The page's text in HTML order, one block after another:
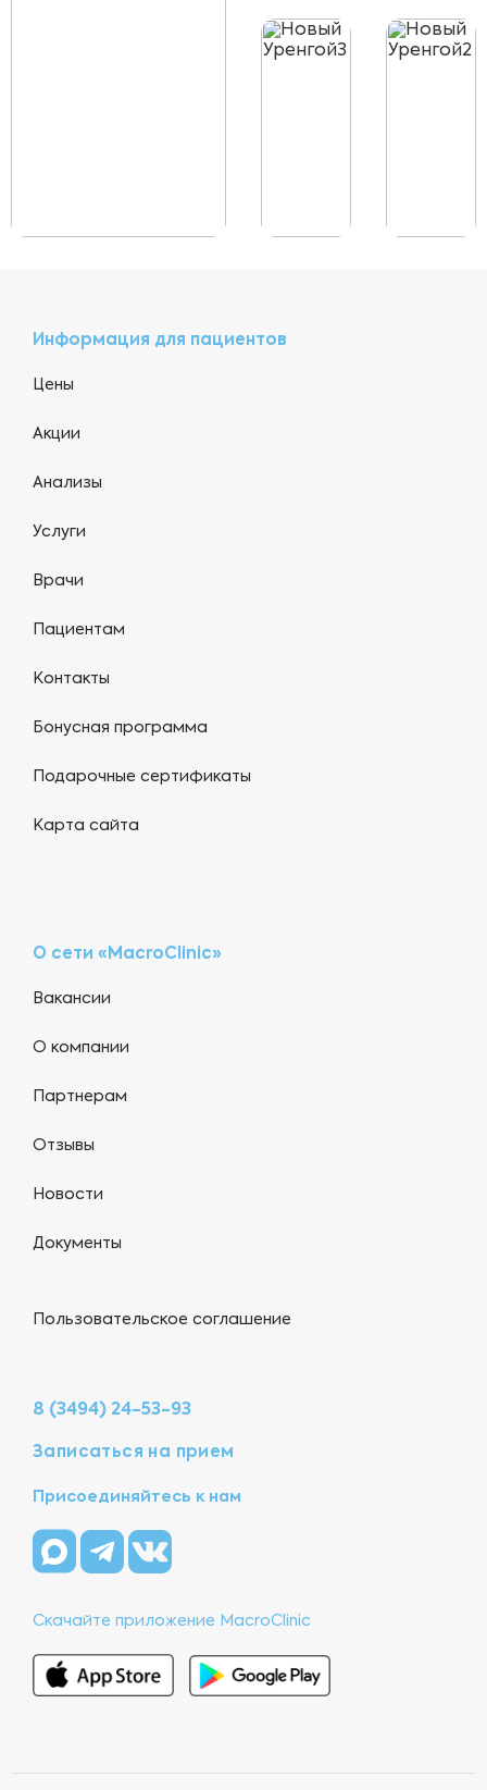
Информация для пациентов
Цены
Акции
Анализы
Услуги
Врачи
Пациентам
Контакты
Бонусная программа
Подарочные сертификаты
Карта сайта
О сети «MacroClinic»
Вакансии
О компании
Партнерам
Отзывы
Новости
Документы
Пользовательское соглашение
8 (3494) 24-53-93
Записаться на прием
Присоединяйтесь к нам
Скачайте приложение MacroClinic